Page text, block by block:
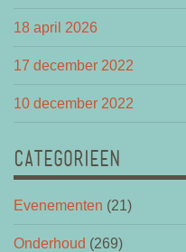
18 april 2026
17 december 2022
10 december 2022
CATEGORIEEN
Evenementen (21)
Onderhoud (269)